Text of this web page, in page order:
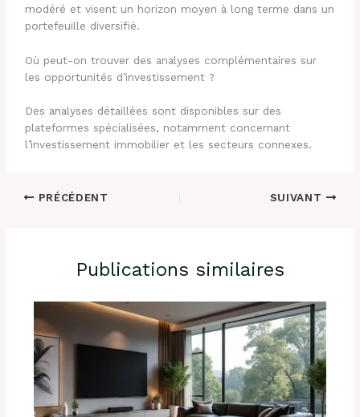
modéré et visent un horizon moyen à long terme dans un
portefeuille diversifié.
Où peut-on trouver des analyses complémentaires sur
les opportunités d’investissement ?
Des analyses détaillées sont disponibles sur des
plateformes spécialisées, notamment concernant
l’investissement immobilier et les secteurs connexes.
PRÉCÉDENT SUIVANT
Publications similaires